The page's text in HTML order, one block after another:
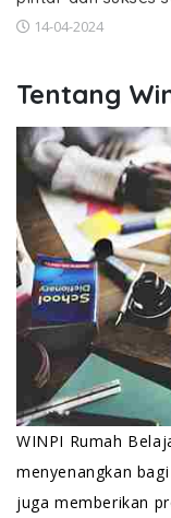
14-04-2024
Tentang
WINPI Rumah
menyenangkan
juga memberikan